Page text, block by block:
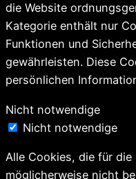
die Website
Kategorie enthält nur
Funktionen und
gewährleisten. Diese
persönlichen
Nicht notwendige
Nicht notwendige
Alle Cookies, die für
möglicherweise nicht